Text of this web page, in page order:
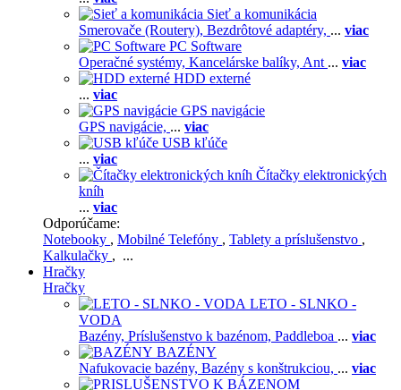
Sieť a komunikácia
Smerovače (Routery), Bezdrôtové adaptéry, ... viac
PC Software
Operačné systémy, Kancelárske balíky, Ant ... viac
HDD externé
... viac
GPS navigácie
GPS navigácie, ... viac
USB kľúče
... viac
Čítačky elektronických
kníh
... viac
Odporúčame:
Notebooky , Mobilné Telefóny , Tablety a príslušenstvo ,
Kalkulačky , ...
Hračky
Hračky
LETO - SLNKO -
VODA
Bazény, Príslušenstvo k bazénom, Paddleboa ... viac
BAZÉNY
Nafukovacie bazény, Bazény s konštrukciou, ... viac